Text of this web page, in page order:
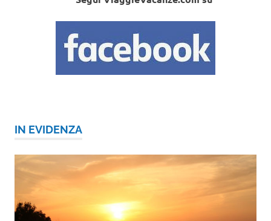
IN EVIDENZA